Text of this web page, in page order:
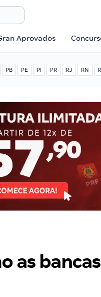
Aprovados
PB PE PI PR RJ RN
as bancas